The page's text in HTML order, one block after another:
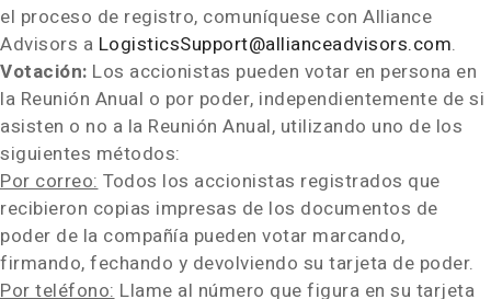
el proceso de registro, comuníquese con Alliance
Advisors a LogisticsSupport@allianceadvisors.com.
Votación: Los accionistas pueden votar en persona en
la Reunión Anual o por poder, independientemente de si
asisten o no a la Reunión Anual, utilizando uno de los
siguientes métodos:
Por correo:Todos los accionistas registrados que
recibieron copias impresas de los documentos de
poder de la compañía pueden votar marcando,
firmando, fechando y devolviendo su tarjeta de poder.
Por teléfono:Llame al número que figura en su tarjeta